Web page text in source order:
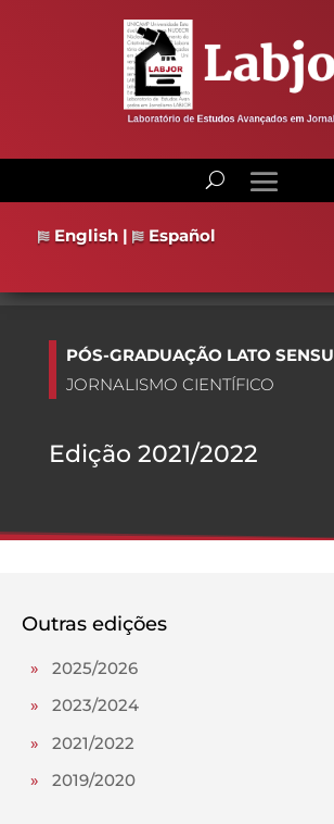
English |
Español
PÓS-GRADUAÇÃO LATO SENSU
JORNALISMO CIENTÍFICO
Edição 2021/2022
Outras edições
» 2025/2026
» 2023/2024
» 2021/2022
» 2019/2020